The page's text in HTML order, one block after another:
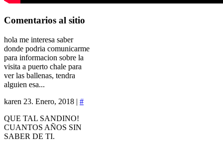
Comentarios al sitio
hola me interesa saber
donde podria comunicarme
para informacion sobre la
visita a puerto chale para
ver las ballenas, tendra
alguien esa...
karen 23. Enero, 2018 | #
QUE TAL SANDINO!
CUANTOS AÑOS SIN
SABER DE TI.